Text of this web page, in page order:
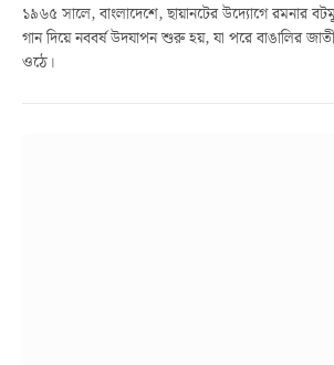
১৯৬৫ সালে, বাংলাদেশে, ছায়ানটের উদ্যোগে রমনার
গান দিয়ে নববর্ষ উদযাপন শুরু হয়, যা পরে বাঙালির
ওঠে।